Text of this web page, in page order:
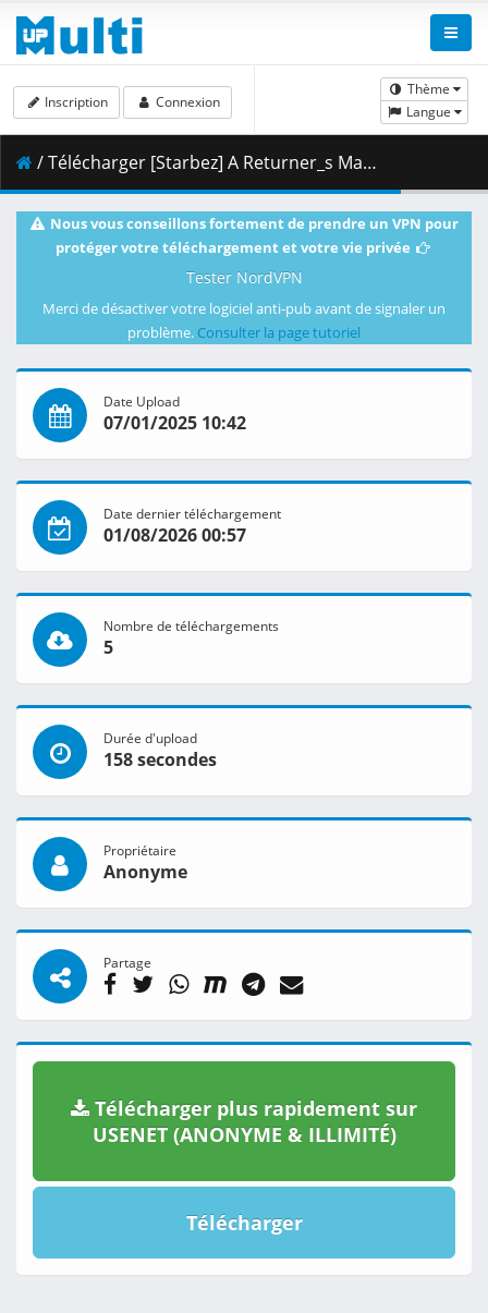
Thème
Langue
Inscription Connexion
/ Télécharger [Starbez] A Returner_s Magic Should Be Special - S01E04 [BD 1080p x265 10bit FLAC-AAC][0A1F9171].mkv.002 ( 448.21 MB )
Nous vous conseillons fortement de prendre un VPN pour
protéger votre téléchargement et votre vie privée
Tester NordVPN
Merci de désactiver votre logiciel anti-pub avant de signaler un
problème. Consulter la page tutoriel
Date Upload
07/01/2025 10:42
Date dernier téléchargement
01/08/2026 00:57
Nombre de téléchargements
5
Durée d'upload
158 secondes
Propriétaire
Anonyme
Partage
Télécharger plus rapidement sur
USENET (ANONYME & ILLIMITÉ)
Télécharger